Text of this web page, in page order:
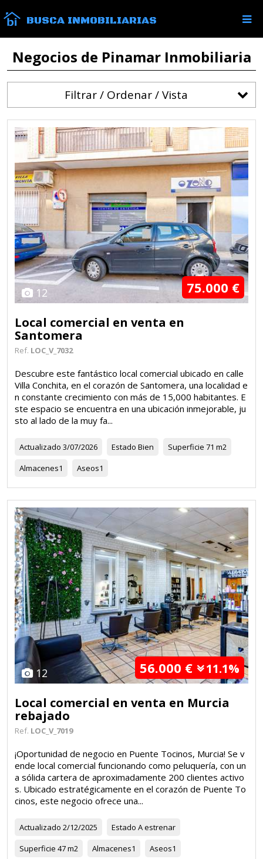
BUSCA INMOBILIARIAS
Negocios de Pinamar Inmobiliaria
Filtrar / Ordenar / Vista
12 75.000 €
Local comercial en venta en
Santomera
Ref. LOC_V_7032
Descubre este fantástico local comercial ubicado en calle
Villa Conchita, en el corazón de Santomera, una localidad e
n constante crecimiento con más de 15,000 habitantes. E
ste espacio se encuentra en una ubicación inmejorable, ju
sto al lado de la muy fa...
Actualizado 3/07/2026 Estado Bien Superficie 71 m2
Almacenes1 Aseos1
12 56.000 € 11.1%
Local comercial en venta en Murcia
rebajado
Ref. LOC_V_7019
¡Oportunidad de negocio en Puente Tocinos, Murcia! Se v
ende local comercial funcionando como peluquería, con un
a sólida cartera de aproximadamente 200 clientes activo
s. Ubicado estratégicamente en el corazón de Puente To
cinos, este negocio ofrece una...
Actualizado 2/12/2025 Estado A estrenar
Superficie 47 m2 Almacenes1 Aseos1